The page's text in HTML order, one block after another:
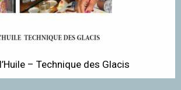
– Technique des Glacis